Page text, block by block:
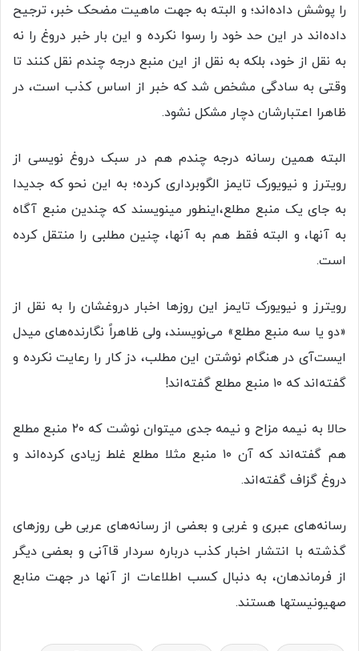
را پوشش داده‌اند؛ و البته به جهت ماهیت مضحک خبر، ترجیح
داده‌اند در این حد خود را رسوا نکرده و این بار خبر دروغ را نه
به نقل از خود، بلکه به نقل از این منبع درجه چندم نقل کنند تا
وقتی به سادگی مشخص شد که خبر از اساس کذب است، در
ظاهرا اعتبارشان دچار مشکل نشود.
البته همین رسانه درجه چندم هم در سبک دروغ نویسی از
رویترز و نیویورک تایمز الگوبرداری کرده؛ به این نحو که جدیدا
به جای یک منبع مطلع،اینطور مینویسند که چندین منبع آگاه
به آنها، و البته فقط هم به آنها، چنین مطلبی را منتقل کرده
است.
رویترز و نیویورک تایمز این روزها اخبار دروغشان را به نقل از
«دو یا سه منبع مطلع» می‌نویسند، ولی ظاهراً نگارنده‌های میدل
ایست‌آی در هنگام نوشتن این مطلب، دز کار را رعایت نکرده و
گفته‌اند که ۱۰ منبع مطلع گفته‌اند!
حالا به نیمه مزاح و نیمه جدی میتوان نوشت که ۲۰ منبع مطلع
هم گفته‌اند که آن ۱۰ منبع مثلا مطلع غلط زیادی کرده‌اند و
دروغ گزاف گفته‌اند.
رسانه‌های عبری و غربی و بعضی از رسانه‌های عربی طی روزهای
گذشته با انتشار اخبار کذب درباره سردار قاآنی و‌ بعضی دیگر
از فرماندهان، به دنبال کسب اطلاعات از آنها در جهت منابع
صهیونیستها هستند.